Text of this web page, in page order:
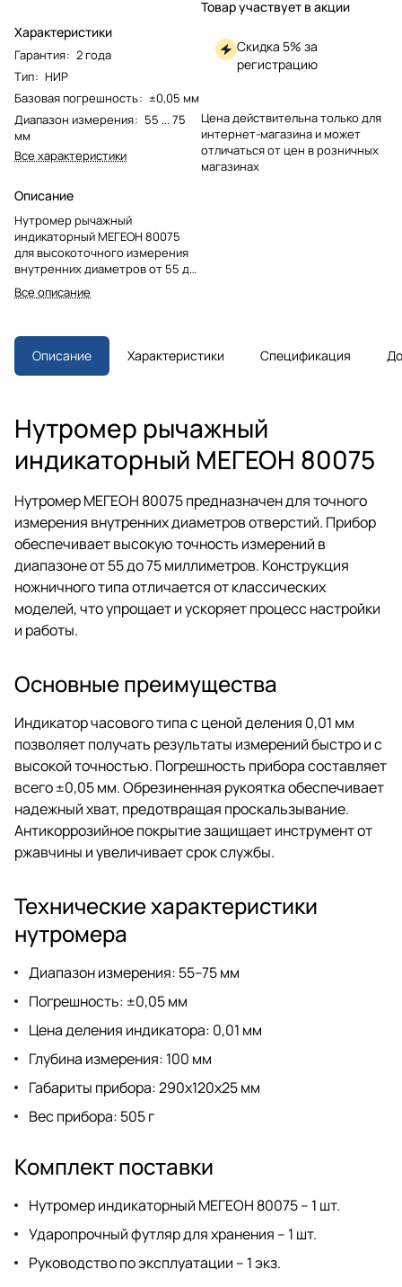
Характеристики
Гарантия: 2 года
Тип: НИР
Базовая погрешность: ±0,05 мм
Диапазон измерения: 55 ... 75
мм
Все характеристики
Описание
Нутромер рычажный
индикаторный МЕГЕОН 80075
для высокоточного измерения
внутренних диаметров от 55 до
75 мм. Оснащен индикатором
часового типа с ценой деления
конструкция обеспечивает
быстрое получение результатов
и интуитивное управление. В
Все описание
Товар участвует в акции
Скидка 5% за
регистрацию
Цена действительна только для
интернет-магазина и может
отличаться от цен в розничных
магазинах
Описание Характеристики Спецификация
Нутромер рычажный
индикаторный МЕГЕОН 80075
Нутромер МЕГЕОН 80075 предназначен для точного
измерения внутренних диаметров отверстий. Прибор
обеспечивает высокую точность измерений в
диапазоне от 55 до 75 миллиметров. Конструкция
ножничного типа отличается от классических
моделей, что упрощает и ускоряет процесс настройки
и работы.
Основные преимущества
Индикатор часового типа с ценой деления 0,01 мм
позволяет получать результаты измерений быстро и с
высокой точностью. Погрешность прибора составляет
всего ±0,05 мм. Обрезиненная рукоятка обеспечивает
надежный хват, предотвращая проскальзывание.
Антикоррозийное покрытие защищает инструмент от
ржавчины и увеличивает срок службы.
Технические характеристики
нутромера
Диапазон измерения: 55–75 мм
Погрешность: ±0,05 мм
Цена деления индикатора: 0,01 мм
Глубина измерения: 100 мм
Габариты прибора: 290x120x25 мм
Вес прибора: 505 г
Комплект поставки
Нутромер индикаторный МЕГЕОН 80075 – 1 шт.
Ударопрочный футляр для хранения – 1 шт.
Руководство по эксплуатации – 1 экз.